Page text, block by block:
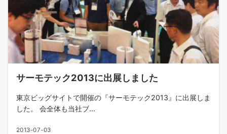
サーモテック2013に出展しました
東京ビッグサイトで開催の『サーモテック2013』に出展しま
した。 会全体も当社ブ...
2013-07-03